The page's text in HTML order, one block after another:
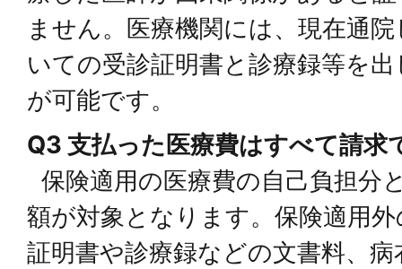
ません。医療機関には、現在通
いての受診証明書と診療録等を
が可能です。
Q3 支払った医療費はすべて請求
保険適用の医療費の自己負担分
額が対象となります。保険適用
証明書や診療録などの文書料、